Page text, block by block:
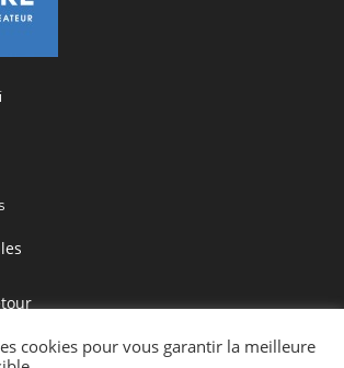
cookies pour vous garantir la meilleure